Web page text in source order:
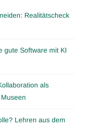
Realitätscheck
gute Software mit KI
als
Lehren aus dem